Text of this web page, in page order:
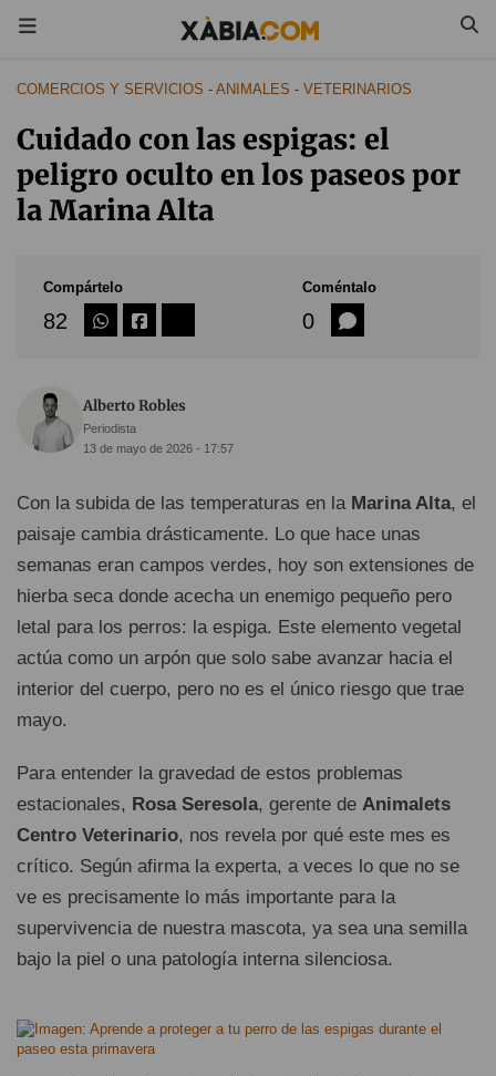
COMERCIOS Y SERVICIOS - ANIMALES - VETERINARIOS
Cuidado con las espigas: el
peligro oculto en los paseos por
la Marina Alta
Compártelo
82
Coméntalo
0
Alberto Robles
Periodista
13 de mayo de 2026 - 17:57
Con la subida de las temperaturas en la Marina Alta, el
paisaje cambia drásticamente. Lo que hace unas
semanas eran campos verdes, hoy son extensiones de
hierba seca donde acecha un enemigo pequeño pero
letal para los perros: la espiga. Este elemento vegetal
actúa como un arpón que solo sabe avanzar hacia el
interior del cuerpo, pero no es el único riesgo que trae
mayo.
Para entender la gravedad de estos problemas
estacionales, Rosa Seresola, gerente de Animalets
Centro Veterinario, nos revela por qué este mes es
crítico. Según afirma la experta, a veces lo que no se
ve es precisamente lo más importante para la
supervivencia de nuestra mascota, ya sea una semilla
bajo la piel o una patología interna silenciosa.